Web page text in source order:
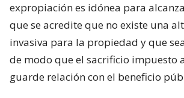
expropiación es idónea para
que se acredite que no existe una
invasiva para la propiedad y que
de modo que el sacrificio impuesto
guarde relación con el beneficio